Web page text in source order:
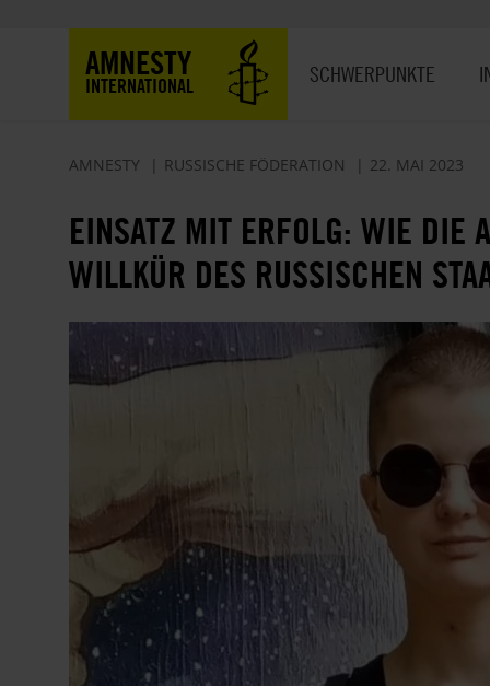
AMNESTY
INTERNATIONAL SCHWERPUNKTE
AMNESTY RUSSISCHE FÖDERATION 22. MAI 2023
EINSATZ MIT ERFOLG: WIE DIE
WILLKÜR DES RUSSISCHEN